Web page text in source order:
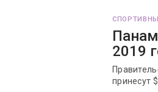
2019
принесут